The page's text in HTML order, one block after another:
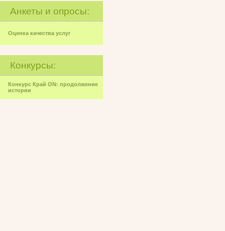
Анкеты и опросы:
Оценка качества услуг
Конкурсы:
Конкурс Край ON: продолжение
истории